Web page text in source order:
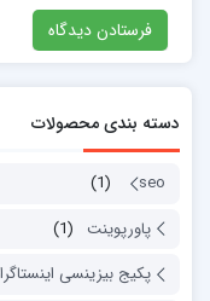
دسته بندی محصولات
seo
(1)
پاورپوینت
(1)
پکیج بیزینسی